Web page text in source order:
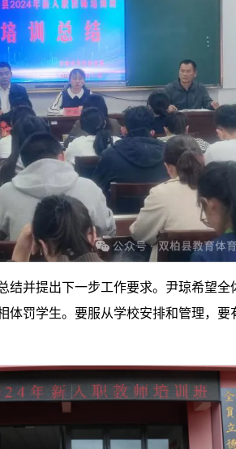
并提出下一步工作要求。尹琼希望
罚学生。要服从学校安排和管理，要